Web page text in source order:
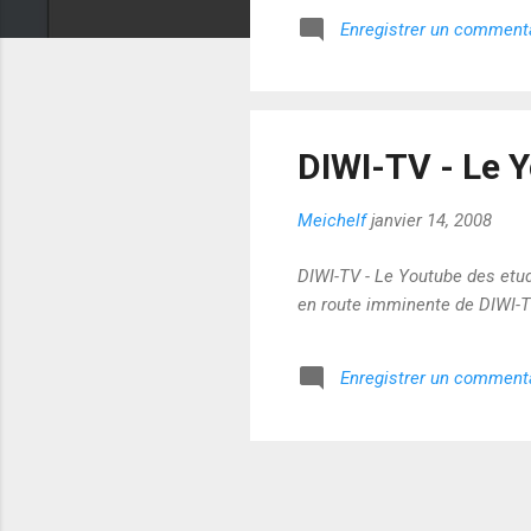
Enregistrer un
DIWI-TV - Le
Meichelf janvier 14, 2008
DIWI-TV - Le Youtube des
en route imminente de DIWI-
Enregistrer un